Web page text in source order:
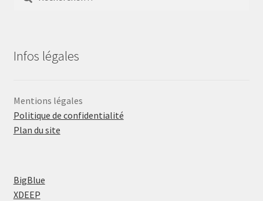
Infos légales
Mentions légales
Politique de confidentialité
Plan du site
BigBlue
XDEEP